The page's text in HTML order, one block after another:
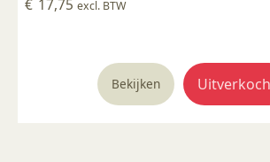
€ 17,75 excl. BTW
Bekijken